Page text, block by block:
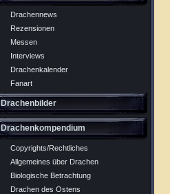
Drachennews
Rezensionen
Messen
Interviews
Drachenkalender
Fanart
Drachenbilder
Drachenkompendium
Copyrights/Rechtliches
Allgemeines über Drachen
Biologische Betrachtung
Drachen des Ostens